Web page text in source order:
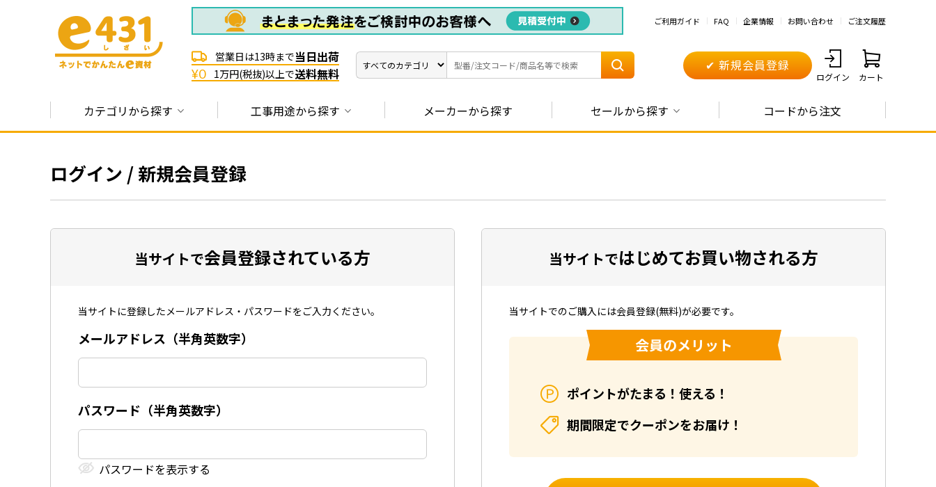
ご利用ガイド FAQ 企業情報 お問い合わせ ご注文履歴
営業日は13時まで当日出荷
¥0 1万円(税抜)以上で送料無料
✔ 新規会員登録
ログイン カート
カテゴリから探す 工事用途から探す メーカーから探す セールから探す コードから注文
ログイン / 新規会員登録
当サイトで会員登録されている方
当サイトに登録したメールアドレス・パスワードをご入力ください。
メールアドレス（半⾓英数字）
パスワード（半⾓英数字）
パスワードを表⽰する
当サイトではじめてお買い物される方
当サイトでのご購入には会員登録(無料)が必要です。
会員のメリット
ポイントがたまる！使える！
期間限定でクーポンをお届け！